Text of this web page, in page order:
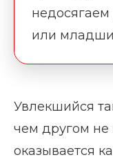
недосягаем
или
Увлекшийся
чем другом не
оказывается